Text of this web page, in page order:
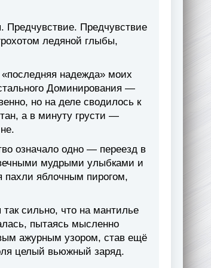
Предчувствие. Предчувствие
ледяной глыбы,
надежда» моих
Доминирования —
но на деле сводилось к
а в минуту грусти —
означало одно — переезд в
мудрыми улыбками и
пахли яблочным пирогом,
сильно, что на мантилье
пытаясь мысленно
ажурным узором, став ещё
целый вьюжный заряд.